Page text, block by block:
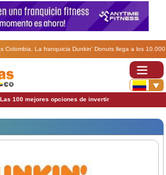
Colombia. La franquicia Dunkin’ Donuts llega a los 10.000
100 mejores opciones de invertir